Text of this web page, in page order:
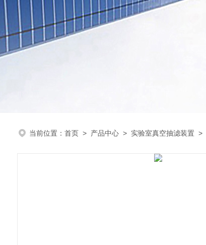
当前位置： 首页> 产品中心> 实验室真空抽滤装置 >